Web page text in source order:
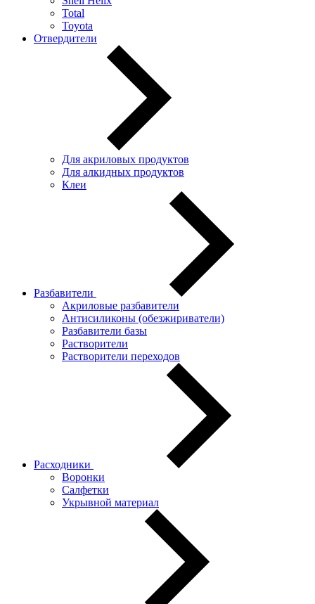
Total
Toyota
Отвердители
Для акриловых продуктов
Для алкидных продуктов
Клеи
Разбавители
Акриловые разбавители
Антисиликоны (обезжириватели)
Разбавители базы
Растворители
Растворители переходов
Расходники
Воронки
Салфетки
Укрывной материал